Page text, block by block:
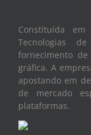
Constituída
Tecnologias
fornecimento
gráfica. A
apostando em
de mercado
plataformas.